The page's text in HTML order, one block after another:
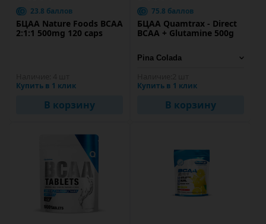
23.8 баллов
БЦАА Nature Foods BCAA
2:1:1 500mg 120 caps
Купить в 1 клик
В корзину
75.8 баллов
БЦАА Quamtrax - Direct
BCAA + Glutamine 500g
Купить в 1 клик
В корзину